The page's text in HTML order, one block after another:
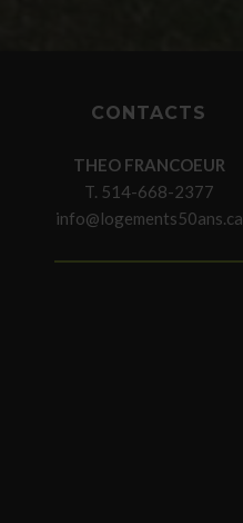
CONTACTS
THEO FRANCOEUR
T. 514-668-2377
info@logements50ans.ca